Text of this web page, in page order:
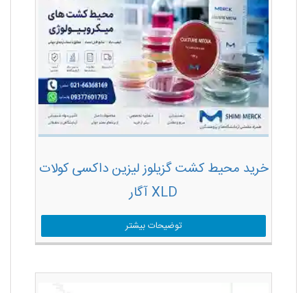
خرید محیط کشت گزیلوز لیزین داکسی کولات
XLD آگار
توضیحات بیشتر